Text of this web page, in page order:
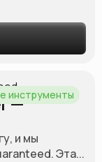
инструменты
—
и мы
Эта...